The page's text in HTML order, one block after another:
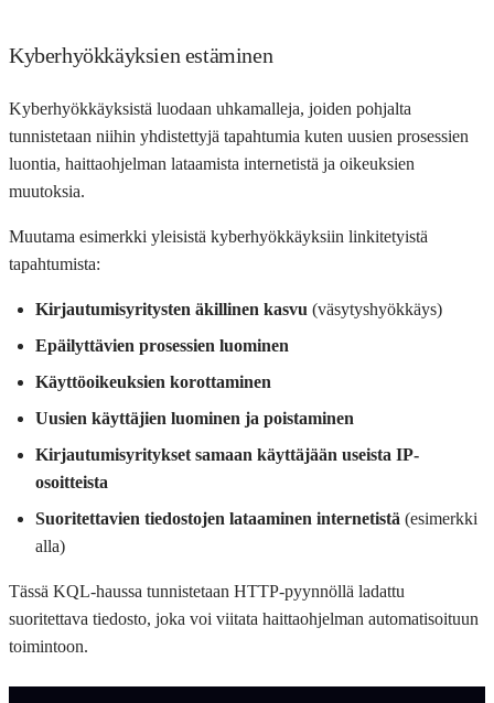
Kyberhyökkäyksien estäminen
Kyberhyökkäyksistä luodaan uhkamalleja, joiden pohjalta
tunnistetaan niihin yhdistettyjä tapahtumia kuten uusien prosessien
luontia, haittaohjelman lataamista internetistä ja oikeuksien
muutoksia.
Muutama esimerkki yleisistä kyberhyökkäyksiin linkitetyistä
tapahtumista:
Kirjautumisyritysten äkillinen kasvu (väsytyshyökkäys)
Epäilyttävien prosessien luominen
Käyttöoikeuksien korottaminen
Uusien käyttäjien luominen ja poistaminen
Kirjautumisyritykset samaan käyttäjään useista IP-
osoitteista
Suoritettavien tiedostojen lataaminen internetistä (esimerkki
alla)
Tässä KQL-haussa tunnistetaan HTTP-pyynnöllä ladattu
suoritettava tiedosto, joka voi viitata haittaohjelman automatisoituun
toimintoon.